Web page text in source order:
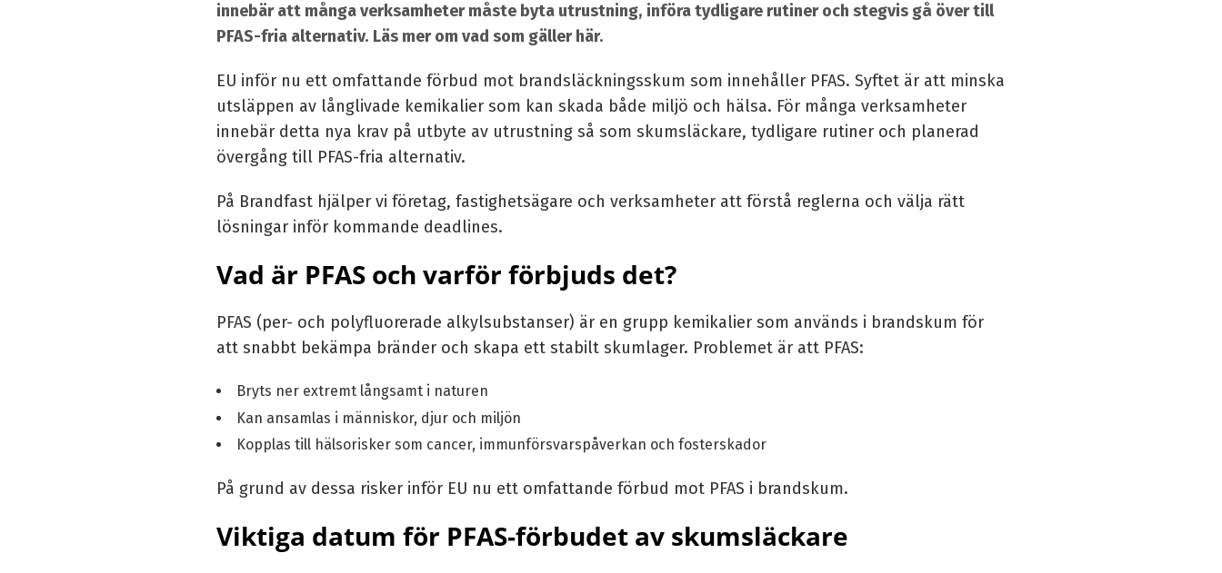
innebär att många verksamheter måste byta utrustning, införa tydligare rutiner och stegvis gå över till
PFAS-fria alternativ. Läs mer om vad som gäller här.
EU inför nu ett omfattande förbud mot brandsläckningsskum som innehåller PFAS. Syftet är att minska
utsläppen av långlivade kemikalier som kan skada både miljö och hälsa. För många verksamheter
innebär detta nya krav på utbyte av utrustning så som skumsläckare, tydligare rutiner och planerad
övergång till PFAS-fria alternativ.
På Brandfast hjälper vi företag, fastighetsägare och verksamheter att förstå reglerna och välja rätt
lösningar inför kommande deadlines.
Vad är PFAS och varför förbjuds det?
PFAS (per- och polyfluorerade alkylsubstanser) är en grupp kemikalier som används i brandskum för
att snabbt bekämpa bränder och skapa ett stabilt skumlager. Problemet är att PFAS:
Bryts ner extremt långsamt i naturen
Kan ansamlas i människor, djur och miljön
Kopplas till hälsorisker som cancer, immunförsvarspåverkan och fosterskador
På grund av dessa risker inför EU nu ett omfattande förbud mot PFAS i brandskum.
Viktiga datum för PFAS-förbudet av skumsläckare